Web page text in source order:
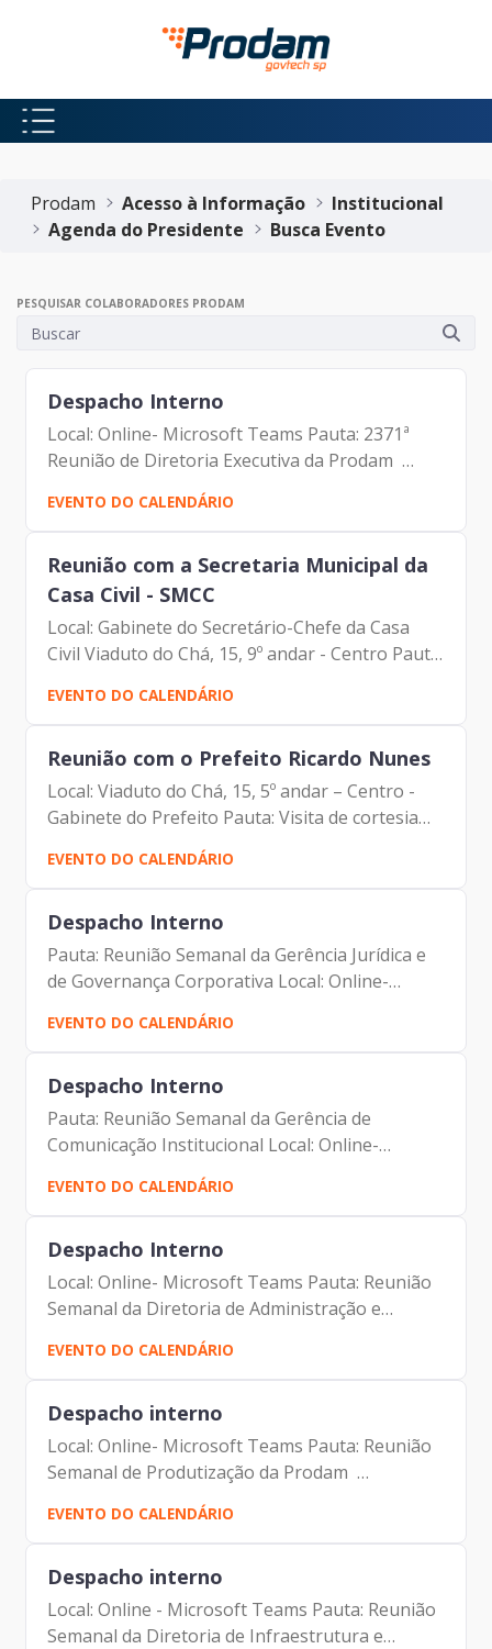
Pular para o Conteúdo principal
Prodam
Acesso à Informação
Institucional
Agenda do Presidente
Busca Evento
PESQUISAR COLABORADORES PRODAM
Despacho Interno
Local: Online- Microsoft Teams Pauta: 2371ª
Reunião de Diretoria Executiva da Prodam
Participantes: - Francisco Forbes – Presidente |
Prodam-SP - André Tomiatto - Assessor da
Presidência |...
EVENTO DO CALENDÁRIO
Reunião com a Secretaria Municipal da
Casa Civil - SMCC
Local: Gabinete do Secretário-Chefe da Casa
Civil Viaduto do Chá, 15, 9º andar - Centro Pauta:
Reunião de alinhamento Participantes: -
Francisco Forbes – Presidente | Prodam-SP -
Enrico Misasi -...
EVENTO DO CALENDÁRIO
Reunião com o Prefeito Ricardo Nunes
Local: Viaduto do Chá, 15, 5º andar – Centro -
Gabinete do Prefeito Pauta: Visita de cortesia
Participantes: Ex-Ministro de Minas e Energia –
Adolfo Sachsida e CEO Mundial da Enline
Energia –...
EVENTO DO CALENDÁRIO
Despacho Interno
Pauta: Reunião Semanal da Gerência Jurídica e
de Governança Corporativa Local: Online-
Microsoft Teams Participantes: - Francisco
Forbes – Presidente | Prodam-SP - André
Tomiatto - Assessor da...
EVENTO DO CALENDÁRIO
Despacho Interno
Pauta: Reunião Semanal da Gerência de
Comunicação Institucional Local: Online-
Microsoft Teams Participantes: - Francisco
Forbes – Presidente | Prodam-SP - André
Tomiatto - Assessor da...
EVENTO DO CALENDÁRIO
Despacho Interno
Local: Online- Microsoft Teams Pauta: Reunião
Semanal da Diretoria de Administração e
Finanças Participantes: - Francisco Forbes –
Presidente | Prodam-SP - André Tomiatto -
Assessor da...
EVENTO DO CALENDÁRIO
Despacho interno
Local: Online- Microsoft Teams Pauta: Reunião
Semanal de Produtização da Prodam
Participantes: - Francisco Forbes – Presidente |
Prodam-SP - André Tomiatto - Assessor da
Presidência | Prodam-SP -...
EVENTO DO CALENDÁRIO
Despacho interno
Local: Online - Microsoft Teams Pauta: Reunião
Semanal da Diretoria de Infraestrutura e